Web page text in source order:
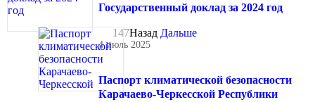
Государственный доклад за 2024 год
147
4 июль 2025
Паспорт климатической безопасности
Карачаево-Черкесской Республики
Назад Дальше